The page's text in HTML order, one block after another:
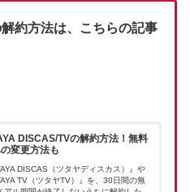
約方法は、こちらの記事
DISCAS/TVの解約方法！無料
変更方法も
DISCAS（ツタヤディスカス）』や
TV（ツタヤTV）』を、30日間の無